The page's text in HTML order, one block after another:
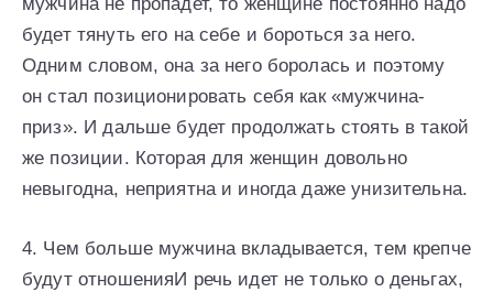
будет тянуть его на себе и бороться за него.
Одним словом, она за него боролась и поэтому
он стал позиционировать себя как «мужчина-
приз». И дальше будет продолжать стоять в такой
же позиции. Которая для женщин довольно
невыгодна, неприятна и иногда даже унизительна.
4. Чем больше мужчина вкладывается, тем крепче
будут отношенияИ речь идет не только о деньгах,